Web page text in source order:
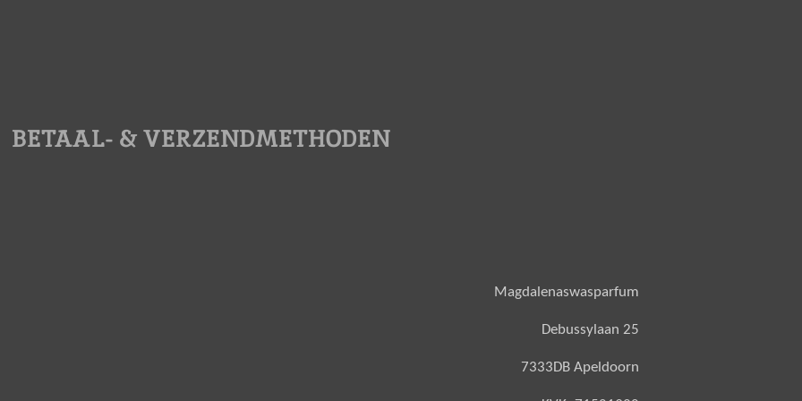
BETAAL- & VERZENDMETHODEN
Magdalenaswasparfum
Debussylaan 25
7333DB Apeldoorn